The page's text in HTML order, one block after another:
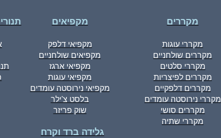
מקררים
מקררי עוגות
מקררים שולחניים
מקררי סלטים
מקררים לפיצריות
מקררים דלפקיים
מקררי נירוסטה עומדים
מקררים סושי
מקררי שתיה
מקפיאים
מקפיאי דלפק
מקפיאים שולחניים
מקפיאי ארגז
מקפיאי עוגות
מקפיאי נירוסטה עומדים
בלסט צ'ילר
שוק פריזר
גלידה ברד וקרח